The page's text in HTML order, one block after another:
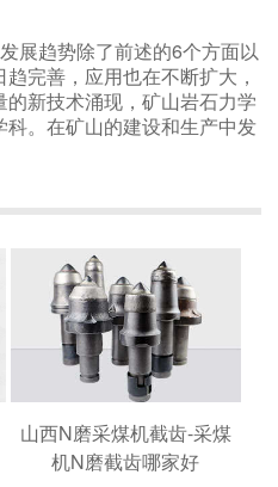
趋势除了前述的6个方面以
完善，应用也在不断扩大，
新技术涌现，矿山岩石力学
。在矿山的建设和生产中发
山西N磨采煤机截齿-采煤
机N磨截齿哪家好